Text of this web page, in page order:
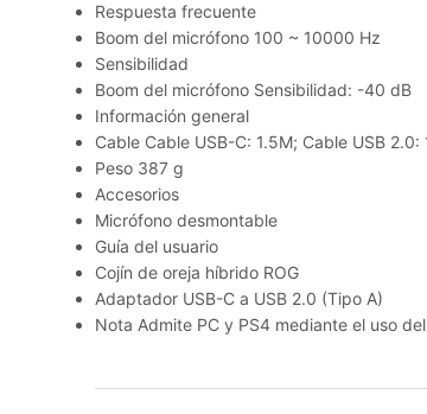
Respuesta frecuente
Boom del micrófono 100 ~ 10000 Hz
Sensibilidad
Boom del micrófono Sensibilidad: -40 dB
Información general
Cable Cable USB-C: 1.5M; Cable USB 2.0:
Peso 387 g
Accesorios
Micrófono desmontable
Guía del usuario
Cojín de oreja híbrido ROG
Adaptador USB-C a USB 2.0 (Tipo A)
Nota Admite PC y PS4 mediante el uso